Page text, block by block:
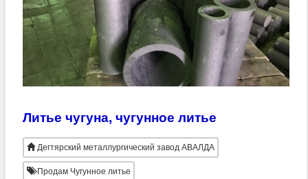
Литье чугуна, чугунное литье
Дегтярский металлургический завод АВАЛДА
Продам Чугунное литье